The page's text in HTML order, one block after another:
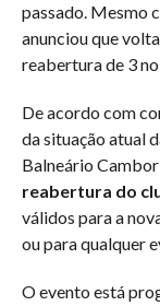
passado. Mesmo
anunciou que
reabertura de 3
De acordo com
da situação atual
Balneário
reabertura do
válidos para a
ou para qualquer
O evento está